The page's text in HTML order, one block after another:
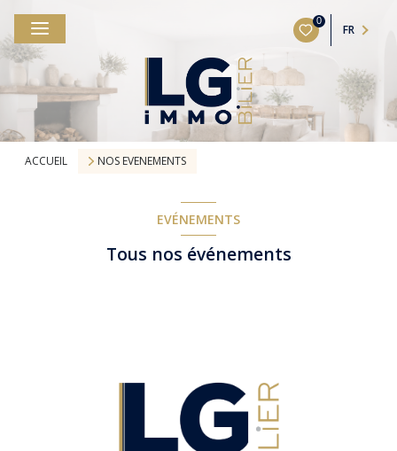
0
FR
ACCUEIL NOS EVENEMENTS
EVÉNEMENTS
Tous nos événements